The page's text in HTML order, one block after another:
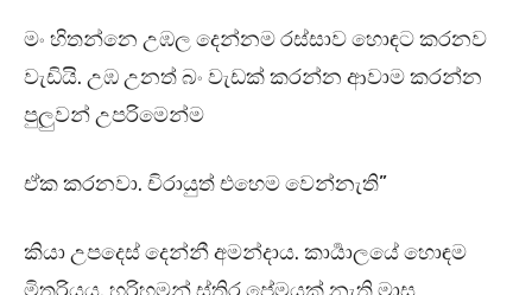
මං හිතන්නෙ උඹල දෙන්නම රස්සාව හොඳට කරනව
වැඩියි. උඹ උනත් බං වැඩක් කරන්න ආවාම කරන්න
පුලුවන් උපරිමෙන්ම
ඒක කරනවා. චිරායුත් එහෙම වෙන්නැති”
කියා උපදෙස් දෙන්නී අමන්දාය. කාර්‍යාලයේ හොඳම